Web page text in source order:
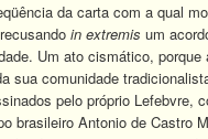
da carta com a qual
in extremis um
Um ato cismático,
comunidade
pelo próprio Lefebvre,
Antonio de Castro